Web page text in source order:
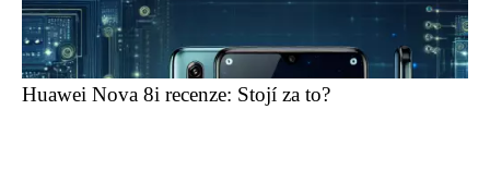
Huawei Nova 8i recenze: Stojí za to?